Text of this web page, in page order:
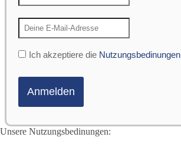
Ich akzeptiere die Nutzungsbedinungen
Unsere Nutzungsbedinungen: